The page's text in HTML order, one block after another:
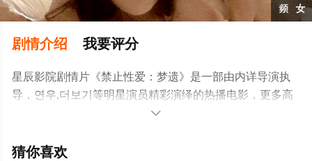
剧情介绍 我要评分
星辰影院剧情片《禁止性爱：梦遗》是一部由内详导演执
导，연우,더보기等明星演员精彩演绎的热播电影，更多高
清无删减完整版电影尽在星辰电影网。

猜你喜欢